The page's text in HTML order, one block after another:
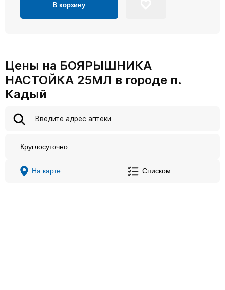
В корзину
Цены на БОЯРЫШНИКА
НАСТОЙКА 25МЛ в городе п.
Кадый
Круглосуточно
На карте Списком